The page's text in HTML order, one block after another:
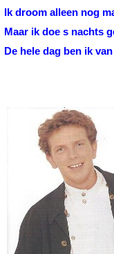
Ik droom alleen nog
Maar ik doe s nachts
De hele dag ben ik